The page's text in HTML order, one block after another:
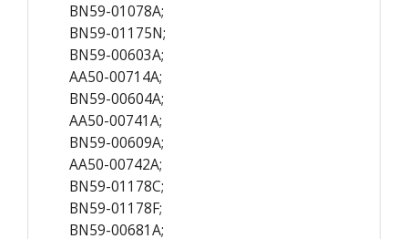
BN59-01078A;
BN59-01175N;
BN59-00603A;
AA50-00714A;
BN59-00604A;
AA50-00741A;
BN59-00609A;
AA50-00742A;
BN59-01178C;
BN59-01178F;
BN59-00681A;